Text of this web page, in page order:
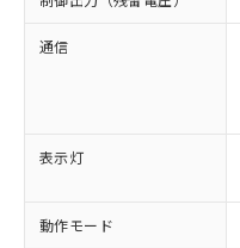
通信
表示灯
動作モード